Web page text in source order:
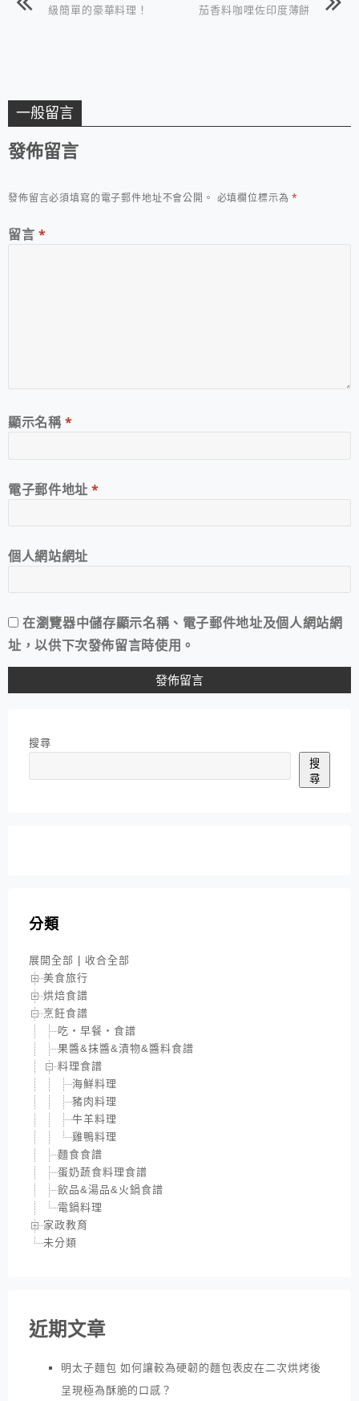
級簡單的豪華料理！
茄香料咖哩佐印度薄餅
一般留言
發佈留言
發佈留言必須填寫的電子郵件地址不會公開。 必填欄位標示為*
留言 *
顯示名稱*
電子郵件地址*
個人網站網址
在瀏覽器中儲存顯示名稱、電子郵件地址及個人網站網
址，以供下次發佈留言時使用。
搜尋
搜
尋
分類
展開全部
收合全部
美食旅行
烘焙食譜
烹飪食譜
吃‧早餐‧食譜
果醬&抹醬&漬物&醬料食譜
料理食譜
海鮮料理
豬肉料理
牛羊料理
雞鴨料理
麵食食譜
蛋奶蔬食料理食譜
飲品&湯品&火鍋食譜
電鍋料理
家政教育
未分類
近期文章
明太子麵包 如何讓較為硬韌的麵包表皮在二次烘烤後
呈現極為酥脆的口感？